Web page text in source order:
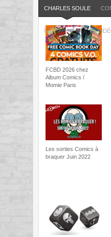
CHARLES SOULE
URBAN COMICS
FCBD 2026 chez
Album Comics /
Momie Paris
Les sorties Comics à
braquer Juin 2022